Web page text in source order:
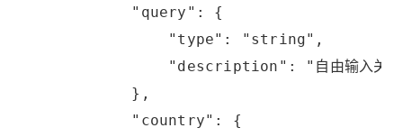
            "query": {
                "type": "string",
"description": "自由输入关键
            },
            "country": {